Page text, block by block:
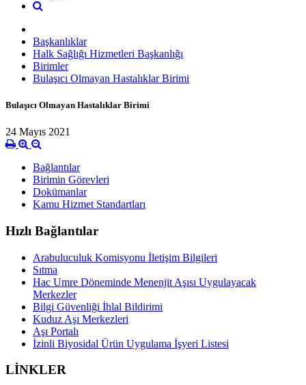
Başkanlıklar
Halk Sağlığı Hizmetleri Başkanlığı
Birimler
Bulaşıcı Olmayan Hastalıklar Birimi
Bulaşıcı Olmayan Hastalıklar Birimi
24 Mayıs 2021
Bağlantılar
Birimin Görevleri
Dokümanlar
Kamu Hizmet Standartları
Hızlı Bağlantılar
Arabuluculuk Komisyonu İletişim Bilgileri
Sıtma
Hac Umre Döneminde Menenjit Aşısı Uygulayacak
Merkezler
Bilgi Güvenliği İhlal Bildirimi
Kuduz Aşı Merkezleri
Aşı Portalı
İzinli Biyosidal Ürün Uygulama İşyeri Listesi
LİNKLER